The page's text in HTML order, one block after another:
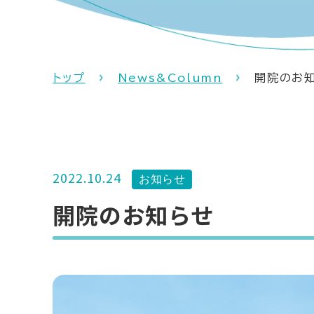
トップ News&Column 開院のお
2022.10.24 お知らせ
開院のお知らせ